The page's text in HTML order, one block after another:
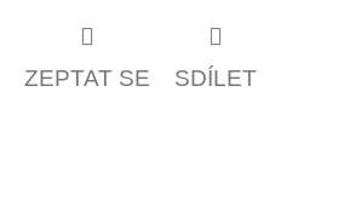
ZEPTAT SE SDÍLET